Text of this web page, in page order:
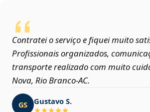
Contratei o serviço e fiquei muito
Profissionais organizados,
transporte realizado com muito
Nova, Rio Branco‑AC.
GS Gustavo S.